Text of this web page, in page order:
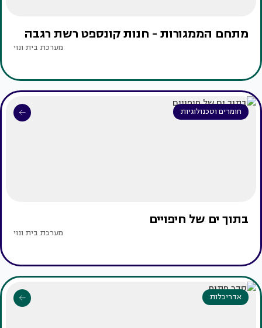
מתחם הממגורות - חנות קונספט רשת רגבה
מערכת בית ונוי
חומרים וטכנולוגיות
בתוך ים של חיפויים
מערכת בית ונוי
אדריכלות